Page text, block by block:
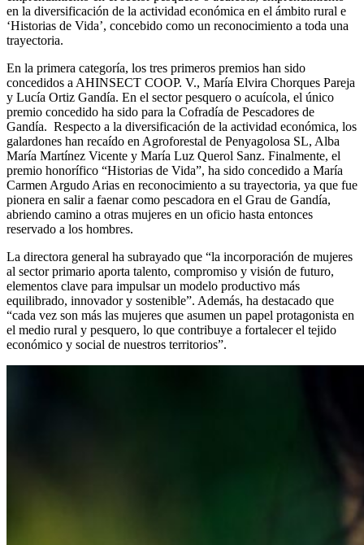
en la diversificación de la actividad económica en el ámbito rural e
‘Historias de Vida’, concebido como un reconocimiento a toda una
trayectoria.
En la primera categoría, los tres primeros premios han sido
concedidos a AHINSECT COOP. V., María Elvira Chorques Pareja
y Lucía Ortiz Gandía. En el sector pesquero o acuícola, el único
premio concedido ha sido para la Cofradía de Pescadores de
Gandía. Respecto a la diversificación de la actividad económica, los
galardones han recaído en Agroforestal de Penyagolosa SL, Alba
María Martínez Vicente y María Luz Querol Sanz. Finalmente, el
premio honorífico “Historias de Vida”, ha sido concedido a María
Carmen Argudo Arias en reconocimiento a su trayectoria, ya que fue
pionera en salir a faenar como pescadora en el Grau de Gandía,
abriendo camino a otras mujeres en un oficio hasta entonces
reservado a los hombres.
La directora general ha subrayado que “la incorporación de mujeres
al sector primario aporta talento, compromiso y visión de futuro,
elementos clave para impulsar un modelo productivo más
equilibrado, innovador y sostenible”. Además, ha destacado que
“cada vez son más las mujeres que asumen un papel protagonista en
el medio rural y pesquero, lo que contribuye a fortalecer el tejido
económico y social de nuestros territorios”.